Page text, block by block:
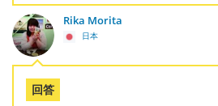
Rika Morita
日本
回答